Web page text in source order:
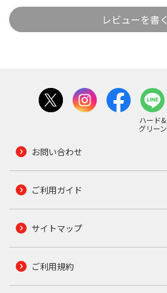
レビューを書く
ハード&
グリーン
お問い合わせ
ご利用ガイド
サイトマップ
ご利用規約